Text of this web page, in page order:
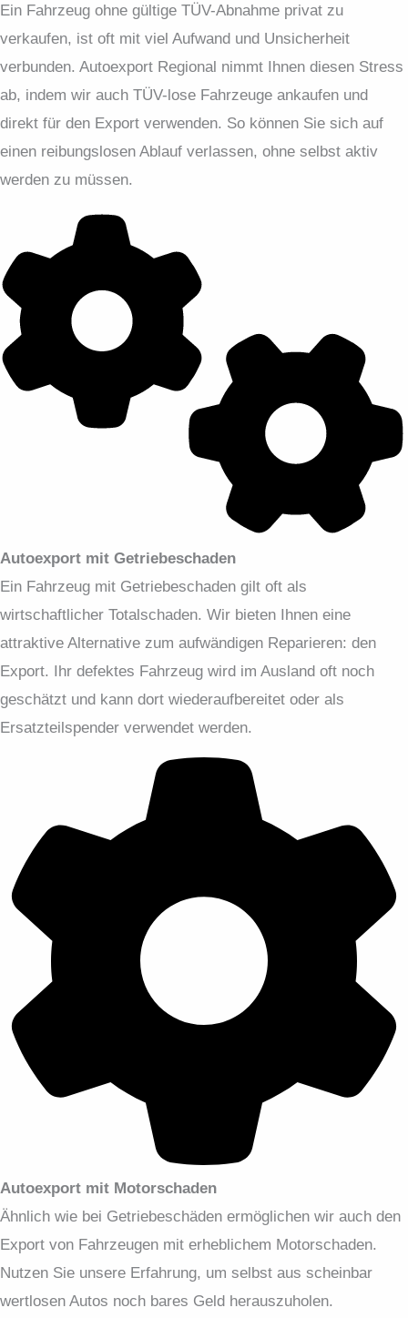
Ein Fahrzeug ohne gültige TÜV-Abnahme privat zu
verkaufen, ist oft mit viel Aufwand und Unsicherheit
verbunden. Autoexport Regional nimmt Ihnen diesen Stress
ab, indem wir auch TÜV-lose Fahrzeuge ankaufen und
direkt für den Export verwenden. So können Sie sich auf
einen reibungslosen Ablauf verlassen, ohne selbst aktiv
werden zu müssen.
Autoexport mit Getriebeschaden
Ein Fahrzeug mit Getriebeschaden gilt oft als
wirtschaftlicher Totalschaden. Wir bieten Ihnen eine
attraktive Alternative zum aufwändigen Reparieren: den
Export. Ihr defektes Fahrzeug wird im Ausland oft noch
geschätzt und kann dort wiederaufbereitet oder als
Ersatzteilspender verwendet werden.
Autoexport mit Motorschaden
Ähnlich wie bei Getriebeschäden ermöglichen wir auch den
Export von Fahrzeugen mit erheblichem Motorschaden.
Nutzen Sie unsere Erfahrung, um selbst aus scheinbar
wertlosen Autos noch bares Geld herauszuholen.